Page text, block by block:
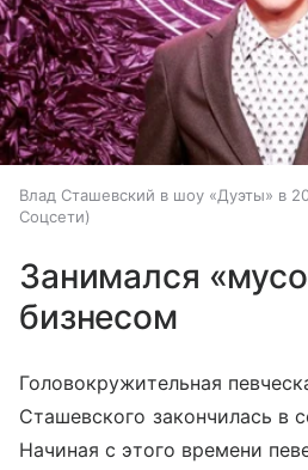
Влад Сташевский в шоу «Дуэты» в
Соцсети
Занимался
бизнесом
Головокружительная
Сташевского закончилась в
Начиная с этого времени